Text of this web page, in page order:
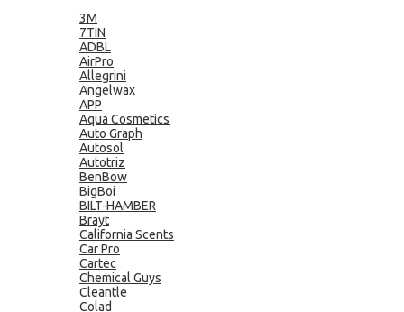
3M
7TIN
ADBL
AirPro
Allegrini
Angelwax
APP
Aqua Cosmetics
Auto Graph
Autosol
Autotriz
BenBow
BigBoi
BILT-HAMBER
Brayt
California Scents
Car Pro
Cartec
Chemical Guys
Cleantle
Colad